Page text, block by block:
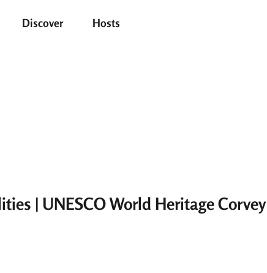
Discover Hosts
| UNESCO World Heritage Corvey